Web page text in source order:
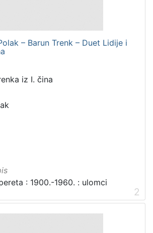
– Barun Trenk – Duet Lidije i
iz I. čina
: 1900.-1960. : ulomci
2